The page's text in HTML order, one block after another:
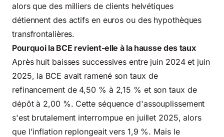
alors que des milliers de clients helvétiques
détiennent des actifs en euros ou des hypothèques
transfrontalières.
Pourquoi la BCE revient-elle à la hausse des taux
Après huit baisses successives entre juin 2024 et juin
2025, la BCE avait ramené son taux de
refinancement de 4,50 % à 2,15 % et son taux de
dépôt à 2,00 %. Cette séquence d'assouplissement
s'est brutalement interrompue en juillet 2025, alors
que l'inflation replongeait vers 1,9 %. Mais le